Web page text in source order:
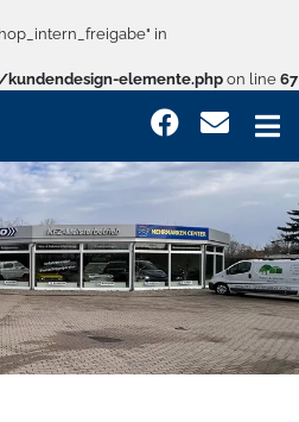
in
elemente.php on line 67